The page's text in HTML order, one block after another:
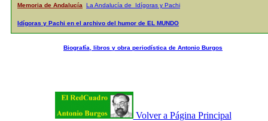
Memoria de Andalucía La Andalucía de Idígoras y Pachi
Idígoras y Pachi en el archivo del humor de EL MUNDO
Biografía, libros y obra periodística de Antonio Burgos
Volver a Página Principal